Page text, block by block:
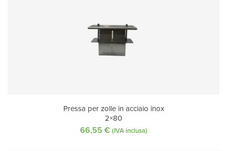
Pressa per zolle in acciaio inox
2×80
66,55 € (IVA inclusa)